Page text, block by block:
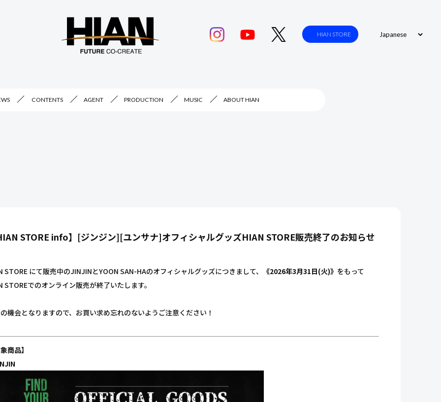
HIAN STORE
CONTENTS AGENT PRODUCTION MUSIC ABOUT HIAN
STORE info】[ジンジン][ユンサナ]オフィシャルグッズHIAN STORE販売終了のお知らせ
STORE にて販売中のJINJINとYOON SAN-HAのオフィシャルグッズにつきまして、 《2026年3月31日(火)》 をもって
STOREでのオンライン販売が終了いたします。
機会となりますので、お買い求め忘れのないようご注意ください！
商品】